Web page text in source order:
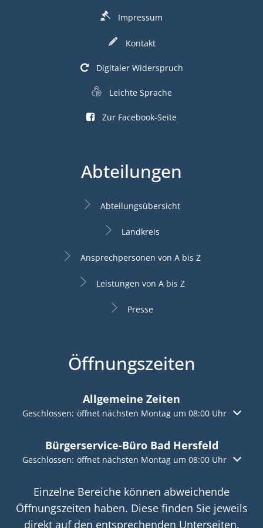
Impressum
Kontakt
Digitaler Widerspruch
Leichte Sprache
Zur Facebook-Seite
Abteilungen
Abteilungsübersicht
Landkreis
Ansprechpersonen von A bis Z
Leistungen von A bis Z
Presse
Öffnungszeiten
Allgemeine Zeiten
Klicken, um weitere Öffnungs- oder Schließzeiten
Geschlossen: öffnet nächsten Montag um 08:00 Uhr
Bürgerservice-Büro Bad Hersfeld
Klicken, um weitere Öffnungs- oder Schließzeiten
Geschlossen: öffnet nächsten Montag um 08:00 Uhr
Einzelne Bereiche können abweichende
Öffnungszeiten haben. Diese finden Sie jeweils
direkt auf den entsprechenden Unterseiten.